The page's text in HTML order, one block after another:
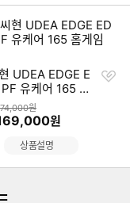
UDEA EDGE E
유케어 165 홈
점
품금액원
인금액 원
찜
상품설명